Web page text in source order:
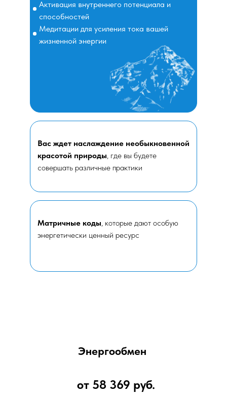
Активация внутреннего потенциала и
способностей
Медитации для усиления тока вашей
жизненной энергии
Матричные коды, которые дают особую
энергетически ценный ресурс
Вас ждет наслаждение необыкновенной
красотой природы, где вы будете
совершать различные практики
Энергообмен
от 58 369 руб.